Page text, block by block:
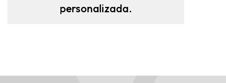
personalizada.